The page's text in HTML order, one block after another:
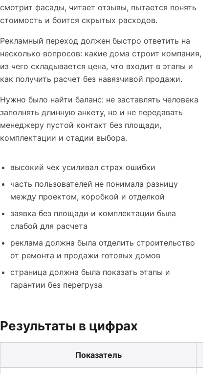
смотрит фасады, читает отзывы, пытается понять
стоимость и боится скрытых расходов.
Рекламный переход должен быстро ответить на
несколько вопросов: какие дома строит компания,
из чего складывается цена, что входит в этапы и
как получить расчет без навязчивой продажи.
Нужно было найти баланс: не заставлять человека
заполнять длинную анкету, но и не передавать
менеджеру пустой контакт без площади,
комплектации и стадии выбора.
высокий чек усиливал страх ошибки
часть пользователей не понимала разницу
между проектом, коробкой и отделкой
заявка без площади и комплектации была
слабой для расчета
реклама должна была отделить строительство
от ремонта и продажи готовых домов
страница должна была показать этапы и
гарантии без перегруза
Результаты в цифрах
Показатель